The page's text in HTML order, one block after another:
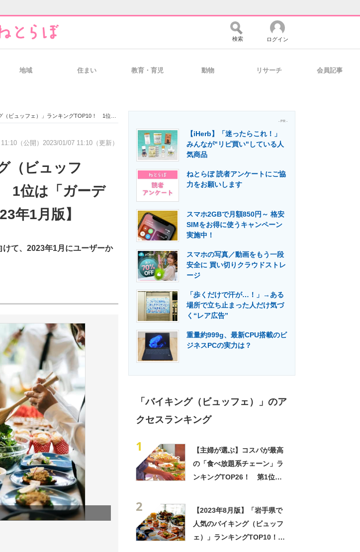
経営リーダーのコミュニティ マーケ×ITの今がよく分かる
製造業のIT導入・活用を支援
エネルギーの専門メディア 建設×テクノロジーの最前線
検索 ログイン
地域 住まい 教育・育児 動物 リサーチ 会員記事
ンキングTOP10！ 1位は「ガーデンレストランサララ」【2023年1月版】
（公開） 2023/01/07 11:10（更新）
（ビュッフ
1位は「ガーデ
年1月版】
て、2023年1月にユーザーか
- PR -
【iHerb】「迷ったらこれ！」
みんなが"リピ買い"している人
気商品
ねとらぼ 読者アンケートにご協
力をお願いします
スマホ2GBで月額850円～ 格安
SIMをお得に使うキャンペーン
実施中！
スマホの写真／動画をもう一段
安全に 買い切りクラウドストレ
ージ
「歩くだけで汗が…！」→ある
場所で立ち止まった人だけ気づ
く“レア広告”
重量約999g、最新CPU搭載のビ
ジネスPCの実力は？
「バイキング（ビュッフェ）」のア
クセスランキング
1
【主婦が選ぶ】コスパが最高
の「食べ放題系チェーン」ラ
ンキングTOP26！ 第1位は
2
【2023年8月版】「岩手県で
人気のバイキング（ビュッフ
ェ）」ランキングTOP10！